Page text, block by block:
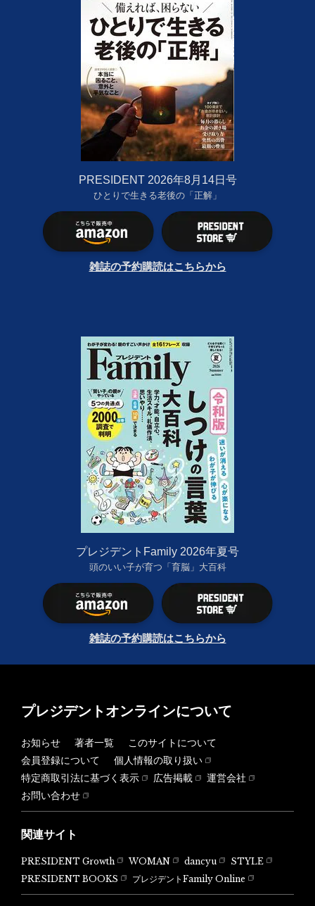
PRESIDENT 2026年8月14日号
ひとりで生きる老後の「正解」
雑誌の予約購読はこちらから
プレジデントFamily 2026年夏号
頭のいい子が育つ「育脳」大百科
雑誌の予約購読はこちらから
プレジデントオンラインについて
お知らせ 著者一覧
このサイトについて
会員登録について
個人情報の取り扱い
特定商取引法に基づく表示
広告掲載
運営会社
お問い合わせ
関連サイト
PRESIDENT Growth WOMAN dancyu
STYLE
PRESIDENT BOOKS
プレジデントFamily Online